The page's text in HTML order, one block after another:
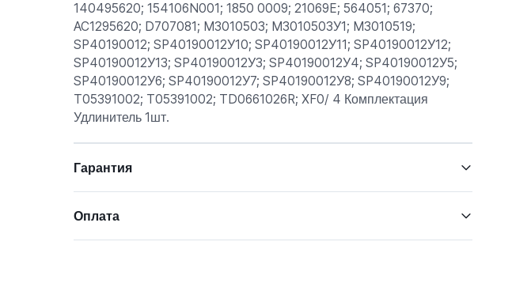
140495620; 154106N001; 1850 0009; 21069E; 564051; 67370;
AC1295620; D707081; M3010503; M3010503У1; M3010519;
SP40190012; SP40190012У10; SP40190012У11; SP40190012У12;
SP40190012У13; SP40190012У3; SP40190012У4; SP40190012У5;
SP40190012У6; SP40190012У7; SP40190012У8; SP40190012У9;
T05391002; T05391002; TD0661026R; XF0/ 4 Комплектация
Удлинитель 1шт.
Гарантия
Оплата